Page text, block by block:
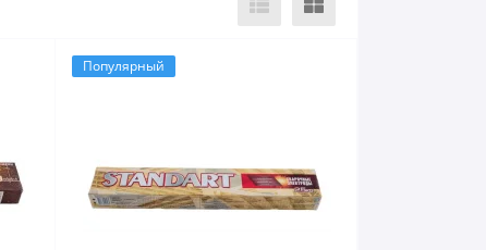
Популярный